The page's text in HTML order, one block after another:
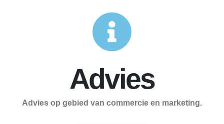
Advies
Advies op gebied van commercie en marketing.